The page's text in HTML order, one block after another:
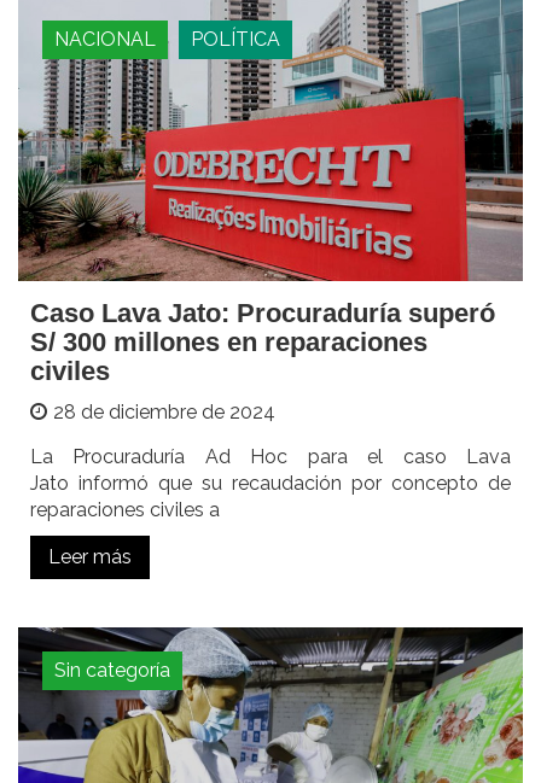
NACIONAL POLÍTICA
Caso Lava Jato: Procuraduría superó
S/ 300 millones en reparaciones
civiles
28 de diciembre de 2024
La Procuraduría Ad Hoc para el caso Lava
Jato informó que su recaudación por concepto de
reparaciones civiles a
Leer más
Sin categoría